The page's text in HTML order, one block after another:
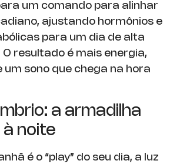
um comando para alinhar
ajustando hormônios e
para um dia de alta
resultado é mais energia,
um sono que chega na hora
a armadilha
noite
é o “play” do seu dia, a luz